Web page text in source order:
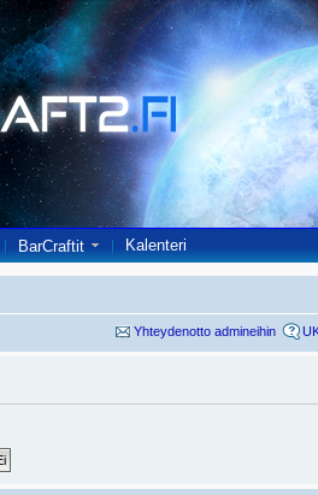
BarCraftit Kalenteri
Yhteydenotto admineihin